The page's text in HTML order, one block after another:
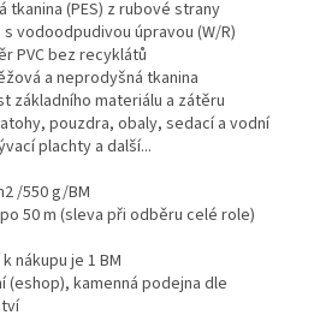
(PES) z rubové strany
s vodoodpudivou úpravou (W/R)
PVC bez recyklátů
a neprodyšná tkanina
základního materiálu a zátěru
pouzdra, obaly, sedací a vodní
plachty a další...
/550 g/BM
50 m (sleva při odběru celé role)
nákupu je 1 BM
(eshop), kamenná podejna dle